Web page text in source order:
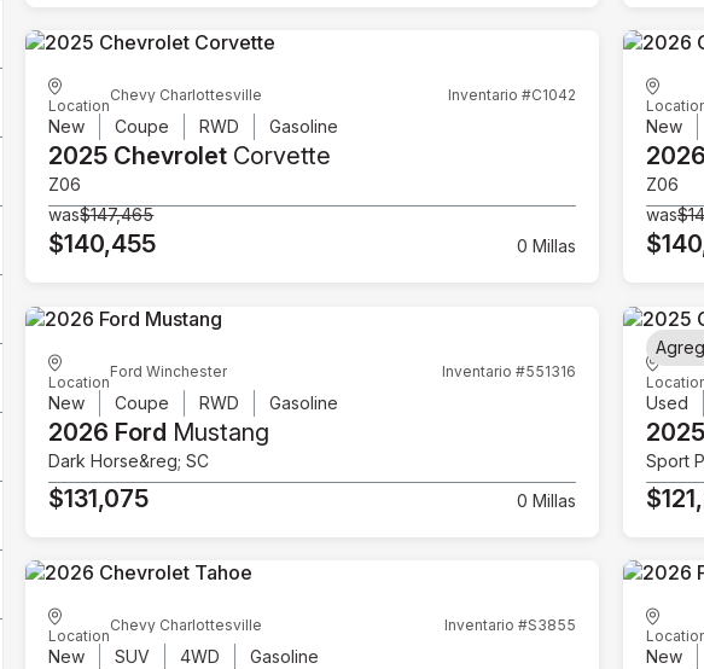
Location
Chevy Charlottesville Inventario #C1042
New Coupe RWD Gasoline
2025 Chevrolet Corvette
Z06
was$147,465
$140,455 0 Millas
New
Z06
was
Location
Ford Winchester Inventario #551316
New Coupe RWD Gasoline
2026 Ford Mustang
Dark Horse&reg; SC
$131,075 0 Millas
Used
Sport
Location
Chevy Charlottesville Inventario #S3855
New SUV 4WD Gasoline New